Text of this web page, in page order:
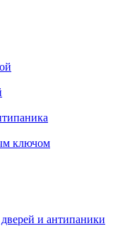
ключом
и антипаники